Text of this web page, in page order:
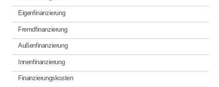
Eigenfinanzierung
Fremdfinanzierung
Außenfinanzierung
Innenfinanzierung
Finanzierungskosten